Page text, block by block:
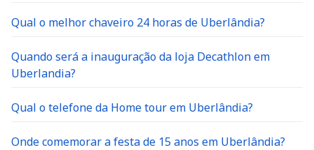
Qual o melhor chaveiro 24 horas de Uberlândia?
Quando será a inauguração da loja Decathlon em
Uberlandia?
Qual o telefone da Home tour em Uberlândia?
Onde comemorar a festa de 15 anos em Uberlândia?